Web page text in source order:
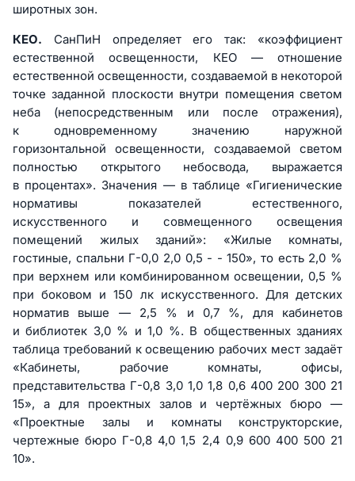
широтных зон.
КЕО. СанПиН определяет его так: «коэффициент
естественной освещенности, КЕО — отношение
естественной освещенности, создаваемой в некоторой
точке заданной плоскости внутри помещения светом
неба (непосредственным или после отражения),
к одновременному значению наружной
горизонтальной освещенности, создаваемой светом
полностью открытого небосвода, выражается
в процентах». Значения — в таблице «Гигиенические
нормативы показателей естественного,
искусственного и совмещенного освещения
помещений жилых зданий»: «Жилые комнаты,
гостиные, спальни Г-0,0 2,0 0,5 - - 150», то есть 2,0 %
при верхнем или комбинированном освещении, 0,5 %
при боковом и 150 лк искусственного. Для детских
норматив выше — 2,5 % и 0,7 %, для кабинетов
и библиотек 3,0 % и 1,0 %. В общественных зданиях
таблица требований к освещению рабочих мест задаёт
«Кабинеты, рабочие комнаты, офисы,
представительства Г-0,8 3,0 1,0 1,8 0,6 400 200 300 21
15», а для проектных залов и чертёжных бюро —
«Проектные залы и комнаты конструкторские,
чертежные бюро Г-0,8 4,0 1,5 2,4 0,9 600 400 500 21
10».